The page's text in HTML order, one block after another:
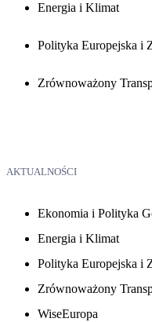
Energia i Klimat
Polityka Europejska i
Zrównoważony
AKTUALNOŚCI
Ekonomia i Polityka
Energia i Klimat
Polityka Europejska i
Zrównoważony
WiseEuropa